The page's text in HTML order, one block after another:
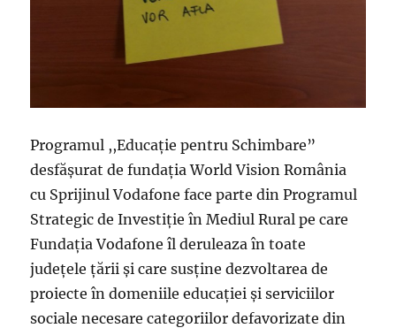
Programul ,,Educaţie pentru Schimbare”
desfăşurat de fundaţia World Vision România
cu Sprijinul Vodafone face parte din Programul
Strategic de Investiţie în Mediul Rural pe care
Fundaţia Vodafone îl deruleaza în toate
judeţele ţării şi care susţine dezvoltarea de
proiecte în domeniile educaţiei şi serviciilor
sociale necesare categoriilor defavorizate din